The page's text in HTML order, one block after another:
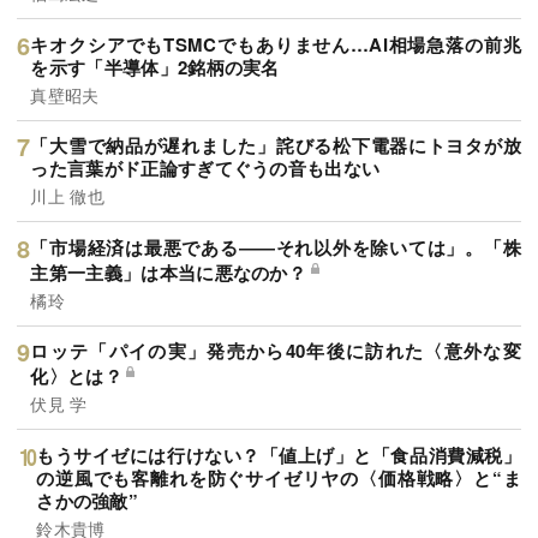
キオクシアでもTSMCでもありません…AI相場急落の前兆
を示す「半導体」2銘柄の実名
真壁昭夫
「大雪で納品が遅れました」詫びる松下電器にトヨタが放
った言葉がド正論すぎてぐうの音も出ない
川上 徹也
「市場経済は最悪である――それ以外を除いては」。「株
主第一主義」は本当に悪なのか？
橘玲
ロッテ「パイの実」発売から40年後に訪れた〈意外な変
化〉とは？
伏見 学
もうサイゼには行けない？「値上げ」と「食品消費減税」
の逆風でも客離れを防ぐサイゼリヤの〈価格戦略〉と“ま
さかの強敵”
鈴木貴博